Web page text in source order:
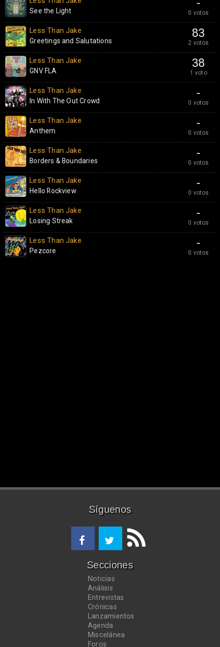
-
0 votos
See the Light
83
2 votos
Less Than Jake
Greetings and Salutations
38
1 voto
Less Than Jake
GNV FLA
-
0 votos
Less Than Jake
In With The Out Crowd
-
0 votos
Less Than Jake
Anthem
-
0 votos
Less Than Jake
Borders & Boundaries
-
0 votos
Less Than Jake
Hello Rockview
-
0 votos
Less Than Jake
Losing Streak
-
0 votos
Less Than Jake
Pezcore
Síguenos
Secciones
Noticias
Análisis
Entrevistas
Crónicas
Lanzamientos
Agenda
Miscelánea
Foros